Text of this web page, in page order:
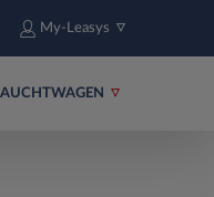
My-Leasys